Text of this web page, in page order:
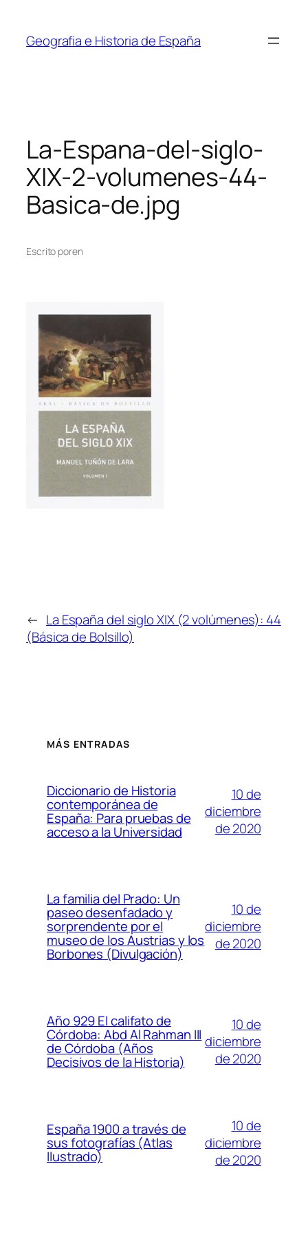
contenido
Geografia e Historia de España
La-Espana-del-siglo-
XIX-2-volumenes-44-
Basica-de.jpg
Escrito poren
← La España del siglo XIX (2 volúmenes): 44
(Básica de Bolsillo)
MÁS ENTRADAS
Diccionario de Historia
contemporánea de
España: Para pruebas de
acceso a la Universidad
10 de
diciembre
de 2020
La familia del Prado: Un
paseo desenfadado y
sorprendente por el
museo de los Austrias y los
Borbones (Divulgación)
10 de
diciembre
de 2020
Año 929 El califato de
Córdoba: Abd Al Rahman III
de Córdoba (Años
Decisivos de la Historia)
10 de
diciembre
de 2020
España 1900 a través de
sus fotografías (Atlas
Ilustrado)
10 de
diciembre
de 2020